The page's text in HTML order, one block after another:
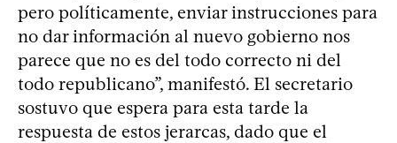
pero políticamente, enviar instrucciones para
no dar información al nuevo gobierno nos
parece que no es del todo correcto ni del
todo republicano”, manifestó. El secretario
sostuvo que espera para esta tarde la
respuesta de estos jerarcas, dado que el